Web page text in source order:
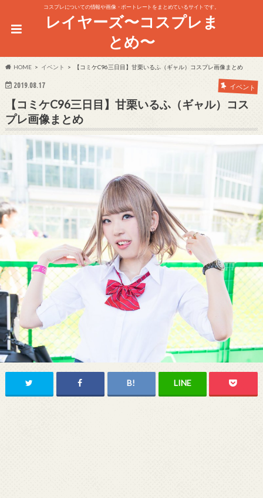
コスプレについての情報や画像・ポートレートをまとめているサイトです。
レイヤーズ〜コスプレま
とめ〜
HOME イベント 【コミケC96三日目】甘栗いるふ（ギャル）コスプレ画像まとめ
2019.08.17 イベント
【コミケC96三日目】甘栗いるふ（ギャル）コス
プレ画像まとめ